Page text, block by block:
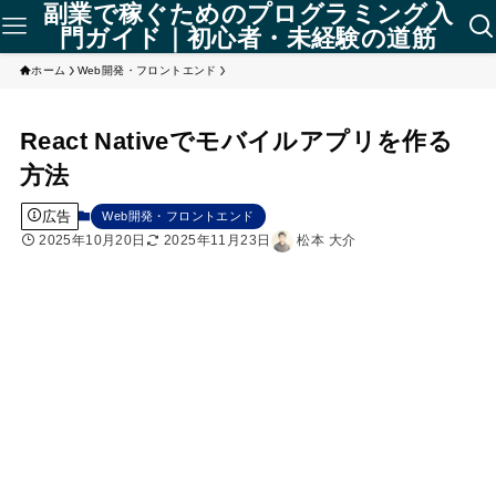
副業で稼ぐためのプログラミング入
門ガイド｜初心者・未経験の道筋
ホーム Web開発・フロントエンド
React Nativeでモバイルアプリを作る
方法
広告 Web開発・フロントエンド
2025年10月20日 2025年11月23日 松本 大介